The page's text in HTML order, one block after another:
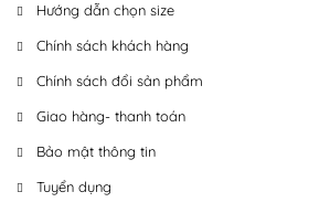
Hướng dẫn chọn size
Chính sách khách hàng
Chính sách đổi sản phẩm
Giao hàng- thanh toán
Bảo mật thông tin
Tuyển dụng